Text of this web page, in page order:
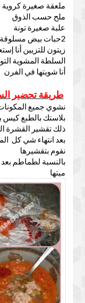
ملعقة صغيرة كروية
ملح حسب الذوق
علبة صغيرة تونة
2حبات بيض مسلوقة
زيتون للتزيين أنا
السلطة المشوية
أنا شويتها في الفرن
طريقة تحضير
نشوي جميع
بلاستك بالطبع
ذلك تقشير القشرة
بعد انتهاء شي كل
نقوم بتقشيرها
بالنسبة لطماطم
ميتها